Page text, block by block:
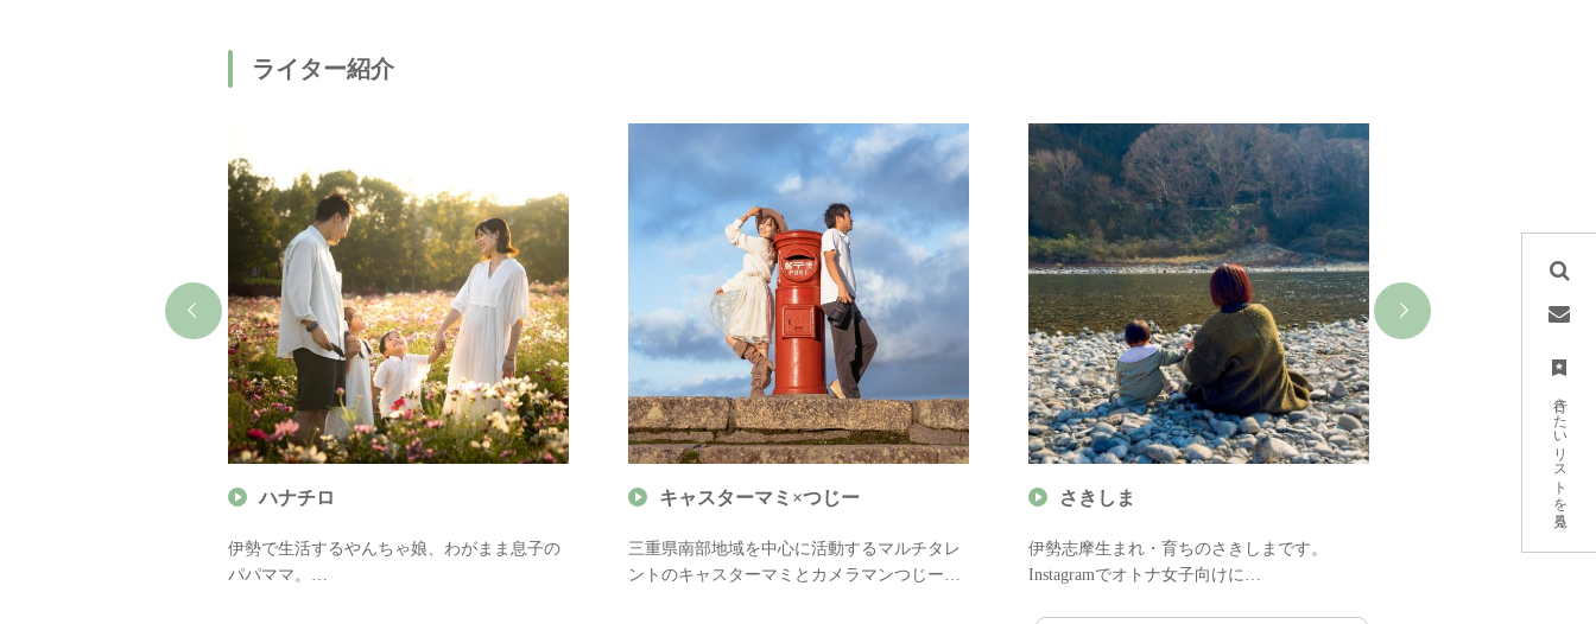
行きたいリストを見る
ライター紹介
ハナチロ
伊勢で生活するやんちゃ娘、わがまま息子の
パパママ。
キャスターマミ×つじー
三重県南部地域を中心に活動するマルチタレ
ントのキャスターマミとカメラマンつじーが
さきしま
伊勢志摩生まれ・育ちのさきしまです。
Instagramでオトナ女子向けに
シンガーソン
三重県出身シンガー